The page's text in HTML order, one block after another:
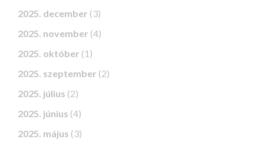
2025. december (3)
2025. november (4)
2025. október (1)
2025. szeptember (2)
2025. július (2)
2025. június (4)
2025. május (3)